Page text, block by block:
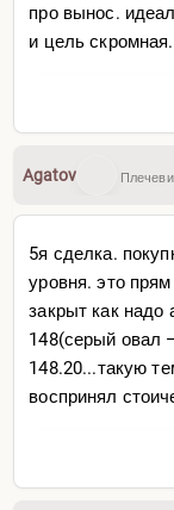
про вынос.
и цель скромная.
Agatov
5я сделка.
уровня. это
закрыт как надо
148(серый овал
148.20...такую
воспринял